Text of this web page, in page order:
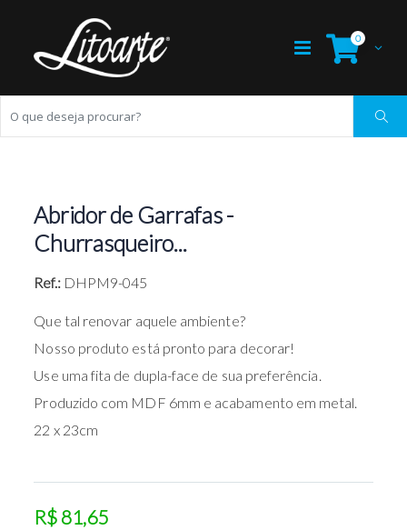
0
Abridor de Garrafas -
Churrasqueiro...
Ref.: DHPM9-045
Que tal renovar aquele ambiente?
Nosso produto está pronto para decorar!
Use uma fita de dupla-face de sua preferência.
Produzido com MDF 6mm e acabamento em metal.
22 x 23cm
R$ 81,65